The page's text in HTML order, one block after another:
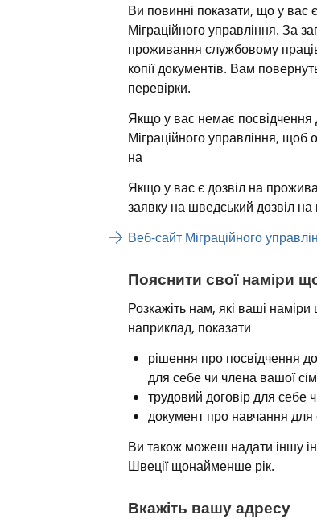
Ви повинні показати, що у вас
Міграційного управління. За
проживання службовому
копії документів. Вам
перевірки.
Якщо у вас немає
Міграційного управління, щоб
на
Якщо у вас є дозвіл на
заявку на шведський дозвіл
Веб-сайт Міграційного
Пояснити свої наміри
Розкажіть нам, які ваші
наприклад, показати
рішення про посвідчення
для себе чи члена вашої
трудовий договір для себе
документ про навчання для
Ви також можеш надати іншу
Швеції щонайменше рік.
Вкажіть вашу адресу